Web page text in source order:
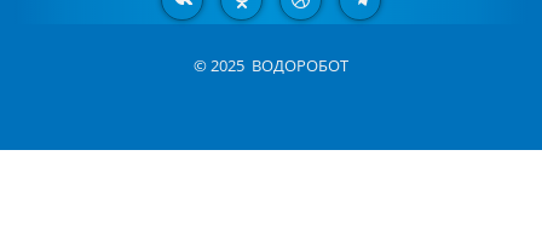
© 2025 ВОДОРОБОТ